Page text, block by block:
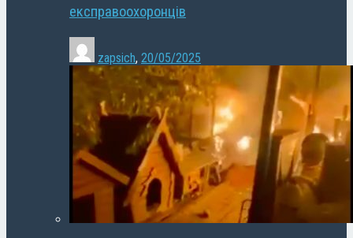
експравоохоронців
zapsich, 20/05/2025